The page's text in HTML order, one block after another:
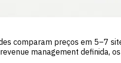
comparam preços em 5–7
management definida, os